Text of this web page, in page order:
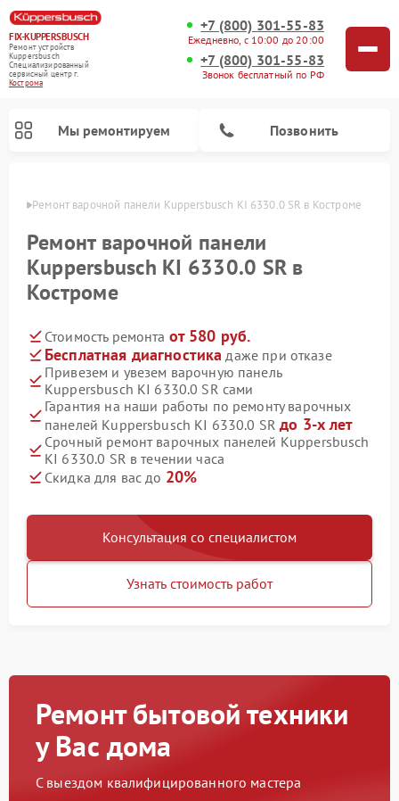
FIX-KUPPERSBUSCH
Ремонт устройств
Kuppersbusch
Специализированный
cервисный центр г.
Кострома
+7 (800) 301-55-83
Ежедневно, с 10:00 до 20:00
+7 (800) 301-55-83
Звонок бесплатный по РФ
Мы ремонтируем Позвонить
Ремонт варочной панели Kuppersbusch KI 6330.0 SR в Костроме
Ремонт варочной панели
Kuppersbusch KI 6330.0 SR в
Костроме
Стоимость ремонта от 580 руб.
Бесплатная диагностика даже при отказе
Привезем и увезем варочную панель
Kuppersbusch KI 6330.0 SR сами
Гарантия на наши работы по ремонту варочных
панелей Kuppersbusch KI 6330.0 SRдо 3-х лет
Срочный ремонт варочных панелей Kuppersbusch
KI 6330.0 SR в течении часа
Скидка для вас до 20%
Консультация со специалистом
Узнать стоимость работ
Ремонт бытовой техники
у Вас дома
С выездом квалифицированного мастера